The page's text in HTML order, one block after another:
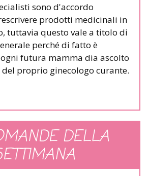
sono d'accordo
prodotti medicinali in
tuttavia questo vale a titolo di
perché di fatto è
futura mamma dia ascolto
proprio ginecologo curante.
DELLA